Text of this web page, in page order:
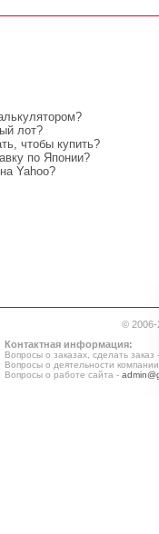
лот?
чтобы купить?
по Японии?
Yahoo?
© 2006-
Контактная информация:
Вопросы о заказах, сделать заказ -
Вопросы о деятельности
Вопросы о работе сайта -